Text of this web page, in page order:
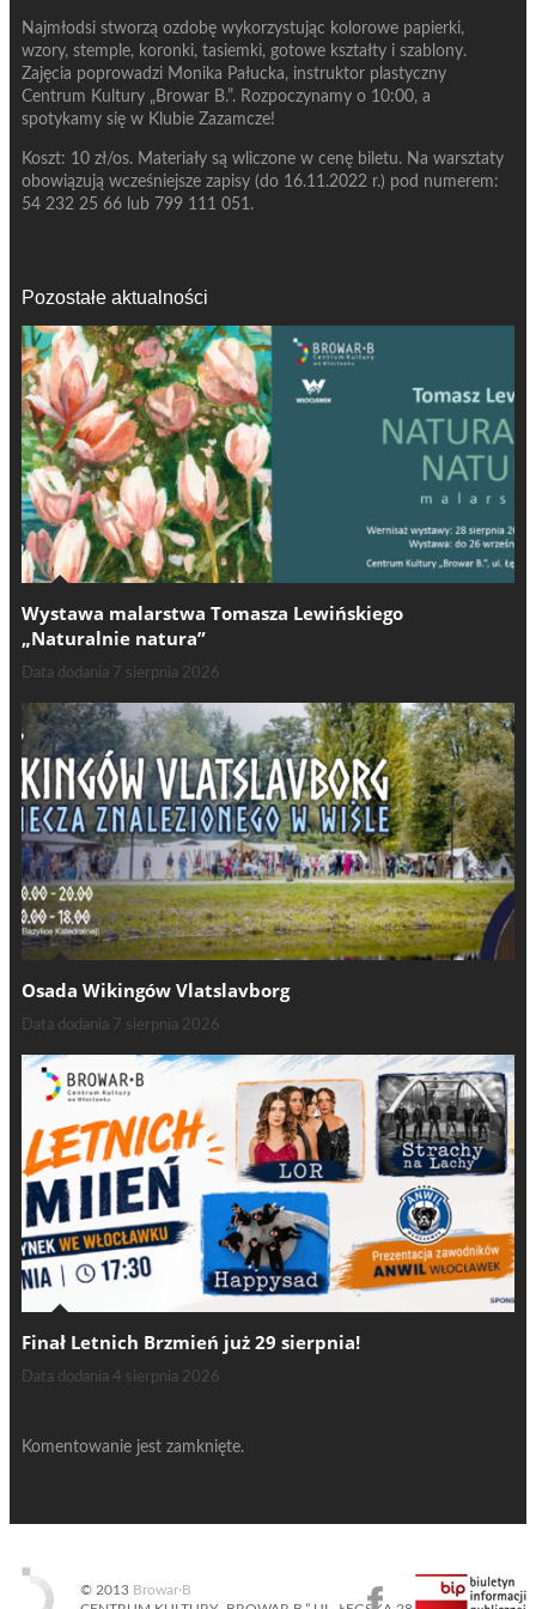
Najmłodsi stworzą ozdobę wykorzystując kolorowe papierki,
wzory, stemple, koronki, tasiemki, gotowe kształty i szablony.
Zajęcia poprowadzi Monika Pałucka, instruktor plastyczny
Centrum Kultury „Browar B.”. Rozpoczynamy o 10:00, a
spotykamy się w Klubie Zazamcze!
Koszt: 10 zł/os. Materiały są wliczone w cenę biletu. Na warsztaty
obowiązują wcześniejsze zapisy (do 16.11.2022 r.) pod numerem:
54 232 25 66 lub 799 111 051.
Pozostałe aktualności
Wystawa malarstwa Tomasza Lewińskiego
„Naturalnie natura”
Data dodania 7 sierpnia 2026
Osada Wikingów Vlatslavborg
Data dodania 7 sierpnia 2026
Finał Letnich Brzmień już 29 sierpnia!
Data dodania 4 sierpnia 2026
Komentowanie jest zamknięte.
© 2013 Browar·B